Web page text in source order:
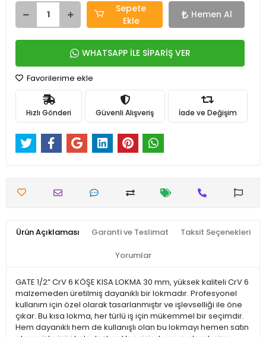
Sepete
Ekle
Hemen Al
WHATSAPP İLE SİPARİŞ VER
Favorilerime ekle
Hızlı Gönderi Güvenli Alışveriş İade ve Değişim
Ürün Açıklaması Garanti ve Teslimat Taksit Seçenekleri
Yorumlar
GATE 1/2” CrV 6 KÖŞE KISA LOKMA 30 mm, yüksek kaliteli CrV 6
malzemeden üretilmiş dayanıklı bir lokmadır. Profesyonel
kullanım için özel olarak tasarlanmıştır ve işlevselliği ile öne
çıkar. Bu kısa lokma, her türlü iş için mükemmel bir seçimdir.
Hem dayanıklı hem de kullanışlı olan bu lokmayı hemen satın